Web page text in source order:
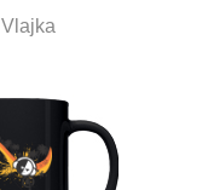
Vlajka